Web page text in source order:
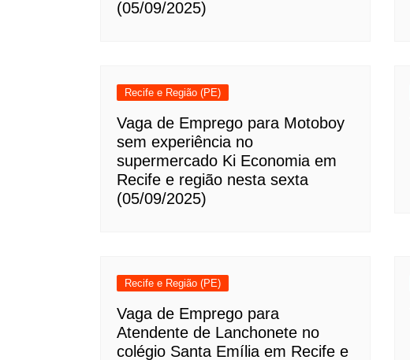
(05/09/2025)
Recife e Região (PE)
Vaga de Emprego para Motoboy
sem experiência no
supermercado Ki Economia em
Recife e região nesta sexta
(05/09/2025)
Recife e Região (PE)
Vaga de Emprego para
Atendente de Lanchonete no
colégio Santa Emília em Recife e